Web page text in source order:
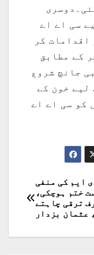
سی اے اے
اقدامات کر
کے مطابق
جانچ شروع
لیے خون کے
کو سی اے اے
ایم کی منفی
ختم ہوچکی،
ترقی چاہتے
عثمان بزدار